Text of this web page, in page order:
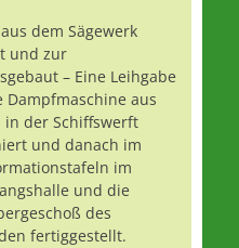
dem Sägewerk
und zur
– Eine Leihgabe
Dampfmaschine aus
in der Schiffswerft
und danach im
im
und die
des
fertiggestellt.